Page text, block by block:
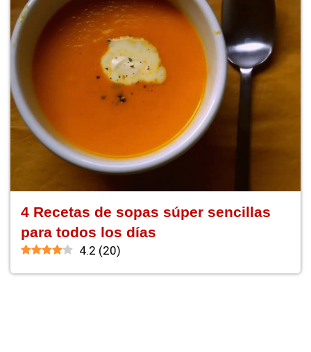
4 Recetas de sopas súper sencillas
para todos los días
4.2 (20)